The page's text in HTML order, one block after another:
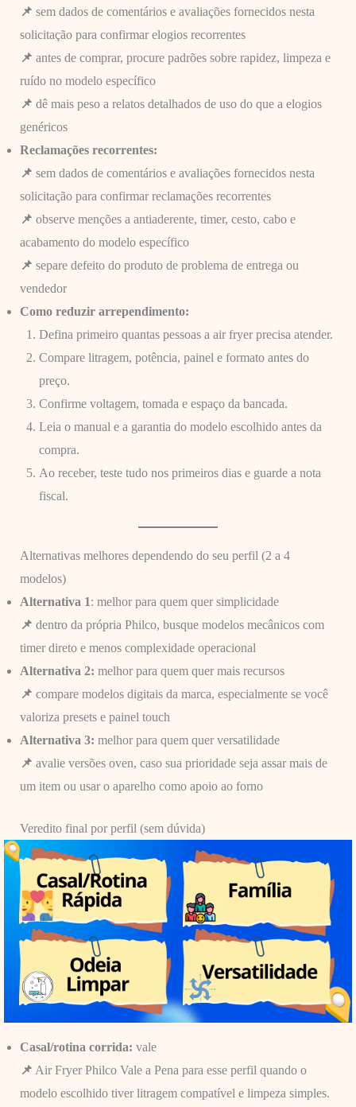
📌 sem dados de comentários e avaliações fornecidos nesta
solicitação para confirmar elogios recorrentes
📌 antes de comprar, procure padrões sobre rapidez, limpeza e
ruído no modelo específico
📌 dê mais peso a relatos detalhados de uso do que a elogios
genéricos
Reclamações recorrentes:
📌 sem dados de comentários e avaliações fornecidos nesta
solicitação para confirmar reclamações recorrentes
📌 observe menções a antiaderente, timer, cesto, cabo e
acabamento do modelo específico
📌 separe defeito do produto de problema de entrega ou
vendedor
Como reduzir arrependimento:
Defina primeiro quantas pessoas a air fryer precisa atender.
Compare litragem, potência, painel e formato antes do
preço.
Confirme voltagem, tomada e espaço da bancada.
Leia o manual e a garantia do modelo escolhido antes da
compra.
Ao receber, teste tudo nos primeiros dias e guarde a nota
fiscal.
Alternativas melhores dependendo do seu perfil (2 a 4
modelos)
Alternativa 1: melhor para quem quer simplicidade
📌 dentro da própria Philco, busque modelos mecânicos com
timer direto e menos complexidade operacional
Alternativa 2: melhor para quem quer mais recursos
📌 compare modelos digitais da marca, especialmente se você
valoriza presets e painel touch
Alternativa 3: melhor para quem quer versatilidade
📌 avalie versões oven, caso sua prioridade seja assar mais de
um item ou usar o aparelho como apoio ao forno
Veredito final por perfil (sem dúvida)
Casal/rotina corrida: vale
📌 Air Fryer Philco Vale a Pena para esse perfil quando o
modelo escolhido tiver litragem compatível e limpeza simples.